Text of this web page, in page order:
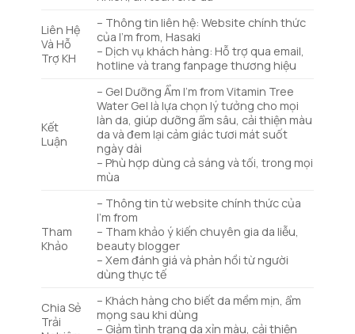
Liên Hệ
Và Hỗ
Trợ KH
– Thông tin liên hệ: Website chính thức
của I’m from, Hasaki
– Dịch vụ khách hàng: Hỗ trợ qua email,
hotline và trang fanpage thương hiệu
Kết
Luận
– Gel Dưỡng Ẩm I’m from Vitamin Tree
Water Gel là lựa chọn lý tưởng cho mọi
làn da, giúp dưỡng ẩm sâu, cải thiện màu
da và đem lại cảm giác tươi mát suốt
ngày dài
– Phù hợp dùng cả sáng và tối, trong mọi
mùa
Tham
Khảo
– Thông tin từ website chính thức của
I’m from
– Tham khảo ý kiến chuyên gia da liễu,
beauty blogger
– Xem đánh giá và phản hồi từ người
dùng thực tế
Chia Sẻ
Trải
– Khách hàng cho biết da mềm mịn, ẩm
mọng sau khi dùng
– Giảm tình trạng da xỉn màu, cải thiện